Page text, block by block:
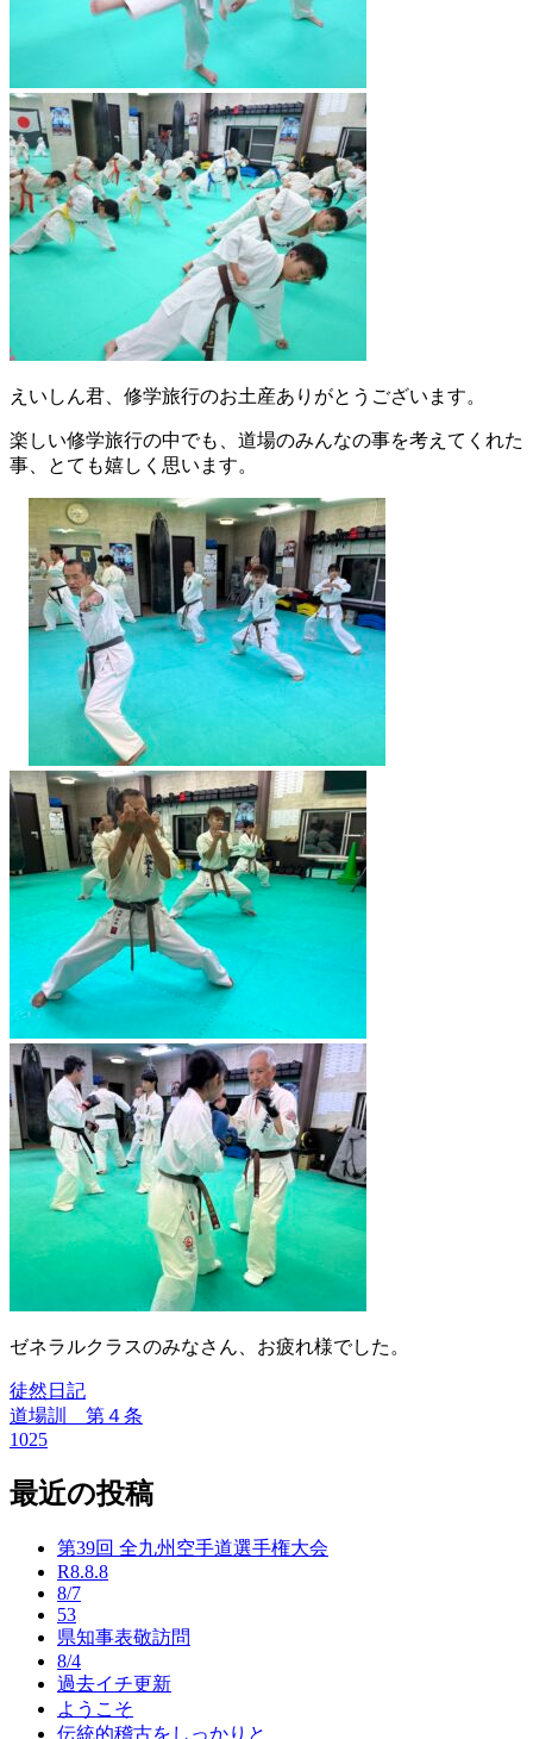
えいしん君、修学旅行のお土産ありがとうございます。
楽しい修学旅行の中でも、道場のみんなの事を考えてくれた
事、とても嬉しく思います。
ゼネラルクラスのみなさん、お疲れ様でした。
徒然日記
投
ナ
道場訓 第４条
1025
最近の投稿
第39回 全九州空手道選手権大会
R8.8.8
8/7
53
県知事表敬訪問
8/4
過去イチ更新
ようこそ
伝統的稽古をしっかりと